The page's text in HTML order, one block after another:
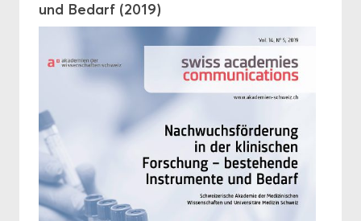
und Be­darf (2019)